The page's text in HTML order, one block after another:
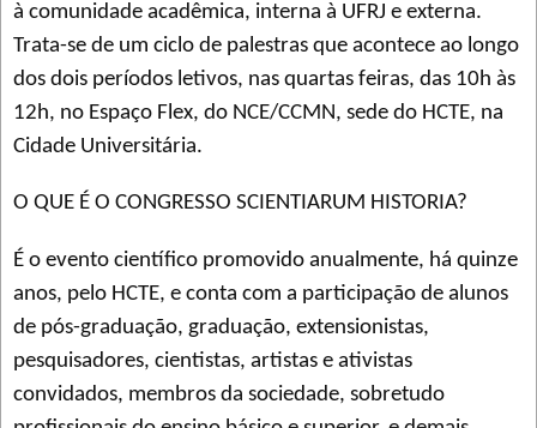
à comunidade acadêmica, interna à UFRJ e externa.
Trata-se de um ciclo de palestras que acontece ao longo
dos dois períodos letivos, nas quartas feiras, das 10h às
12h, no Espaço Flex, do NCE/CCMN, sede do HCTE, na
Cidade Universitária.
O QUE É O CONGRESSO SCIENTIARUM HISTORIA?
É o evento científico promovido anualmente, há quinze
anos, pelo HCTE, e conta com a participação de alunos
de pós-graduação, graduação, extensionistas,
pesquisadores, cientistas, artistas e ativistas
convidados, membros da sociedade, sobretudo